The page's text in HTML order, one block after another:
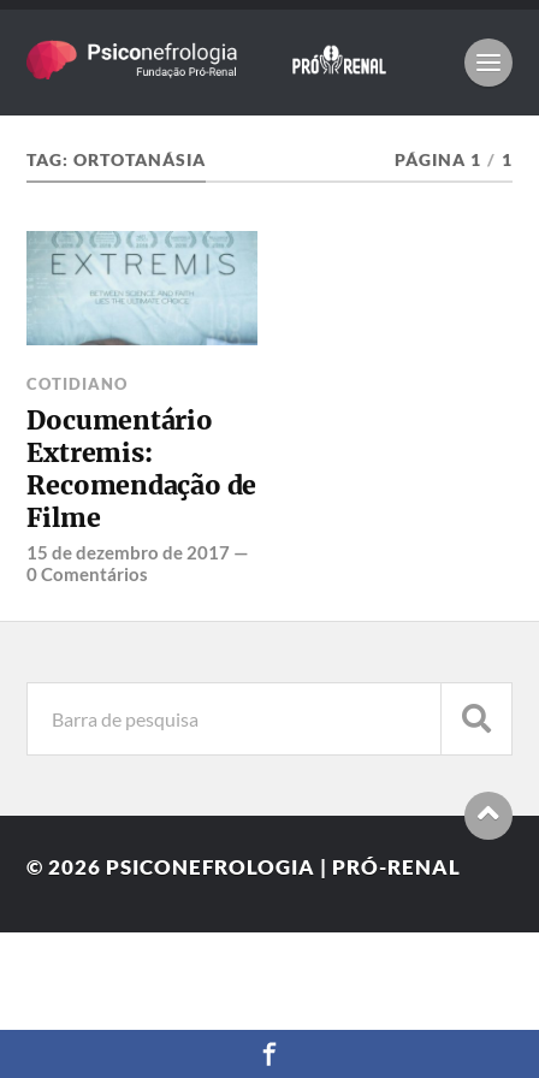
TAG:ORTOTANÁSIA PÁGINA 1 / 1
COTIDIANO
Documentário
Extremis:
Recomendação de
Filme
15 de dezembro de 2017 —
0 Comentários
© 2026 PSICONEFROLOGIA | PRÓ-RENAL